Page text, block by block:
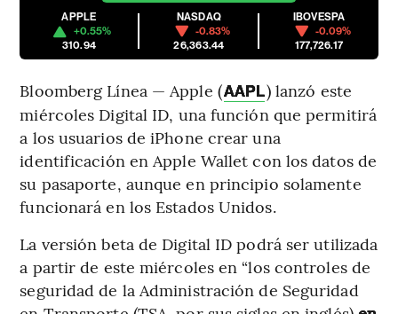
APPLE
+0.55%
310.94
NASDAQ
-0.83%
26,363.44
IBOVESPA
-0.09%
177,726.17
Bloomberg Línea — Apple (AAPL) lanzó este
miércoles Digital ID, una función que permitirá
a los usuarios de iPhone crear una
identificación en Apple Wallet con los datos de
su pasaporte, aunque en principio solamente
funcionará en los Estados Unidos.
La versión beta de Digital ID podrá ser utilizada
a partir de este miércoles en “los controles de
seguridad de la Administración de Seguridad